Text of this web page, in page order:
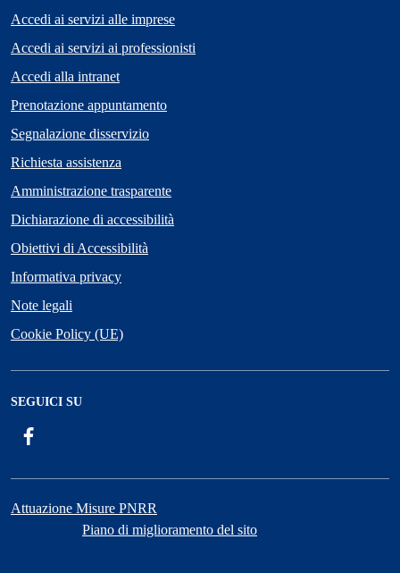
Accedi ai servizi alle imprese
Accedi ai servizi ai professionisti
Accedi alla intranet
Prenotazione appuntamento
Segnalazione disservizio
Richiesta assistenza
Amministrazione trasparente
Dichiarazione di accessibilità
Obiettivi di Accessibilità
Informativa privacy
Note legali
Cookie Policy (UE)
SEGUICI SU
Attuazione Misure PNRR
Piano di miglioramento del sito